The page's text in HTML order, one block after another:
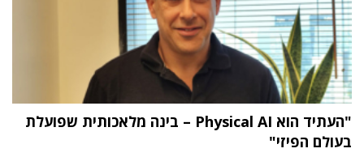
"העתיד הוא Physical AI – בינה מלאכותית שפועלת
בעולם הפיזי"